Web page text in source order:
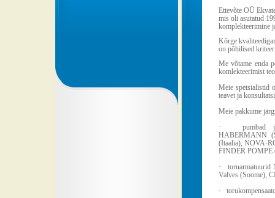
Ettevõte OÜ
mis oli asutatud
komplekteerimine
Kõrge
on põhilised
Me võtame enda
komlekteerimist
Meie spetsialistid
teavet ja
Meie pakkume
· pumbad ja
HABERMANN
(Itaalia), NOVA-
FINDER POMPE
· toruarmatuurid
Valves (Soome),
·